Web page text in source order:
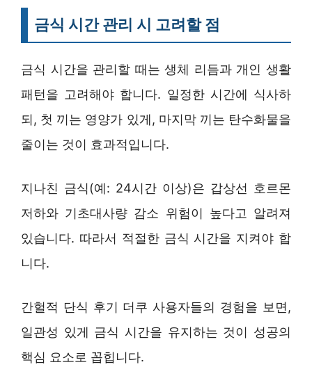
금식 시간 관리 시 고려할 점
금식 시간을 관리할 때는 생체 리듬과 개인 생활
패턴을 고려해야 합니다. 일정한 시간에 식사하
되, 첫 끼는 영양가 있게, 마지막 끼는 탄수화물을
줄이는 것이 효과적입니다.
지나친 금식(예: 24시간 이상)은 갑상선 호르몬
저하와 기초대사량 감소 위험이 높다고 알려져
있습니다. 따라서 적절한 금식 시간을 지켜야 합
니다.
간헐적 단식 후기 더쿠 사용자들의 경험을 보면,
일관성 있게 금식 시간을 유지하는 것이 성공의
핵심 요소로 꼽힙니다.